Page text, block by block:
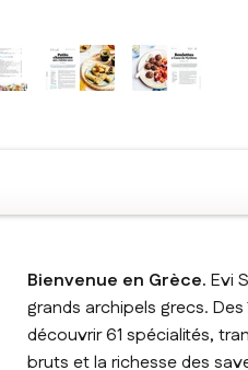
Bienvenue en Grèce. Evi
grands archipels grecs.
découvrir 61 spécialités,
bruts et la richesse des